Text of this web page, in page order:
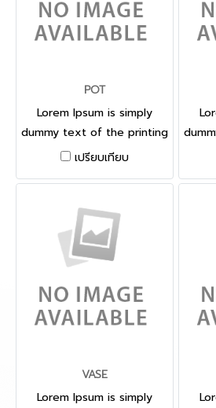
POT
Lorem Ipsum is simply
dummy text of the printing
and typesetting industry.
เปรียบเทียบ
VASE
Lorem Ipsum is simply